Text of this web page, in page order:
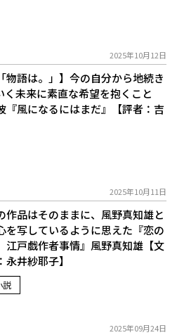
2025年10月12日
物語は。」】今の自分から地続き
く未来に素直な希望を抱くこと
風になるにはまだ』【評者：吉
2025年10月11日
作品はそのままに、風野真知雄と
を写しているように思えた――『恋の
戸戯作者事情』風野真知雄【文
井紗耶子】
説
2025年09月24日